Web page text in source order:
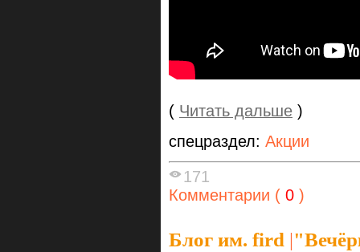
( Читать дальше )
спецраздел: Акции
171
Комментарии ( 0 )
Блог им. fird |